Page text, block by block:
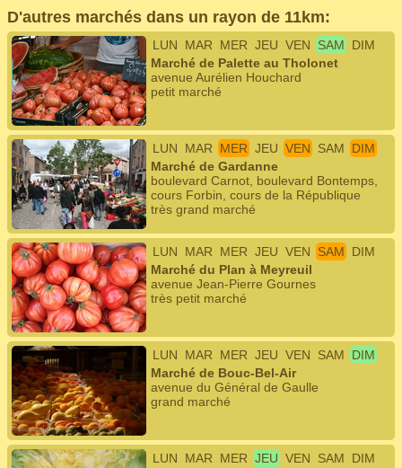
D'autres marchés dans un rayon de 11km:
LUN MAR MER JEU VEN SAM
DIM
Marché de Palette au Tholonet
avenue Aurélien Houchard
petit marché
LUN MAR MER JEU VEN SAM
DIM
Marché de Gardanne
boulevard Carnot, boulevard Bontemps,
cours Forbin, cours de la République
très grand marché
LUN MAR MER JEU VEN SAM
DIM
Marché du Plan à Meyreuil
avenue Jean-Pierre Gournes
très petit marché
LUN MAR MER JEU VEN SAM
DIM
Marché de Bouc-Bel-Air
avenue du Général de Gaulle
grand marché
LUN MAR MER JEU VEN SAM
DIM